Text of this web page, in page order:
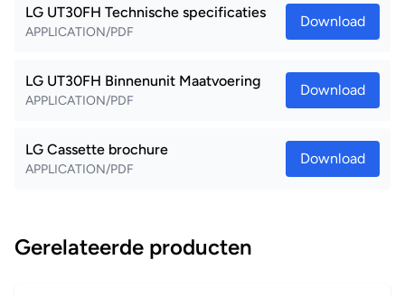
LG UT30FH Technische specificaties
APPLICATION/PDF
Download
LG UT30FH Binnenunit Maatvoering
APPLICATION/PDF
Download
LG Cassette brochure
APPLICATION/PDF
Download
Gerelateerde producten